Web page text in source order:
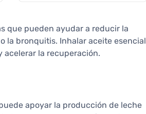
que pueden ayudar a reducir la
la bronquitis. Inhalar aceite esencial
acelerar la recuperación.
apoyar la producción de leche